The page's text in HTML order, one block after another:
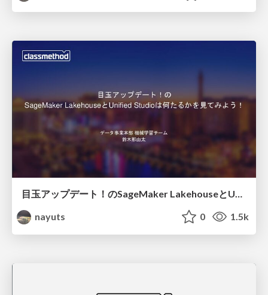
目玉アップデート！のSageMaker LakehouseとUnified Studioは何たるかを見てみよう！
nayuts
0 1.5k